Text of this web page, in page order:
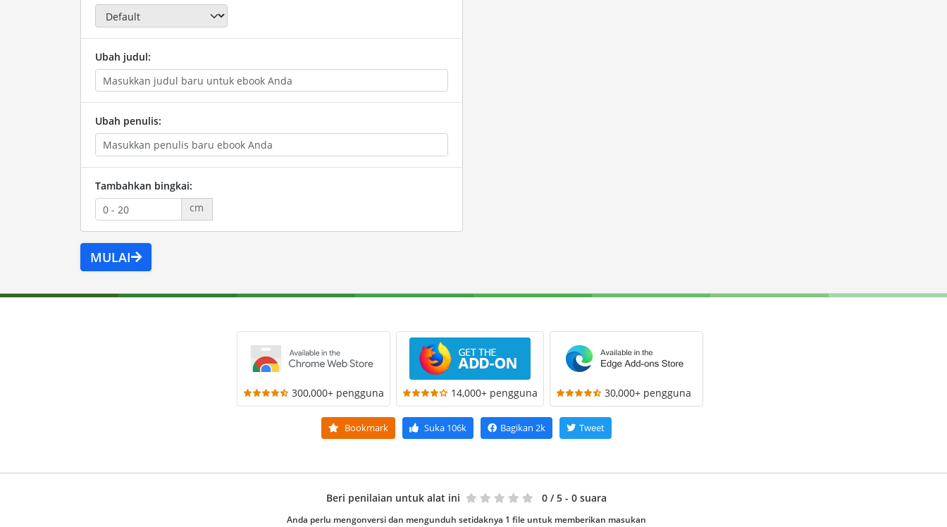
Ubah judul:
Ubah penulis:
Tambahkan bingkai:
cm
MULAI
300,000+ pengguna 14,000+ pengguna 30,000+ pengguna
Bookmark Suka 106k Bagikan 2k Tweet
Beri penilaian untuk alat ini 0 / 5 - 0 suara
Anda perlu mengonversi dan mengunduh setidaknya 1 file untuk memberikan masukan